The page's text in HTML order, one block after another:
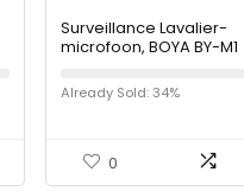
Surveillance Lavalier-
microfoon, BOYA BY-M1
condensator microfoon
Compatibel met iPhone
Already Sold: 34%
0